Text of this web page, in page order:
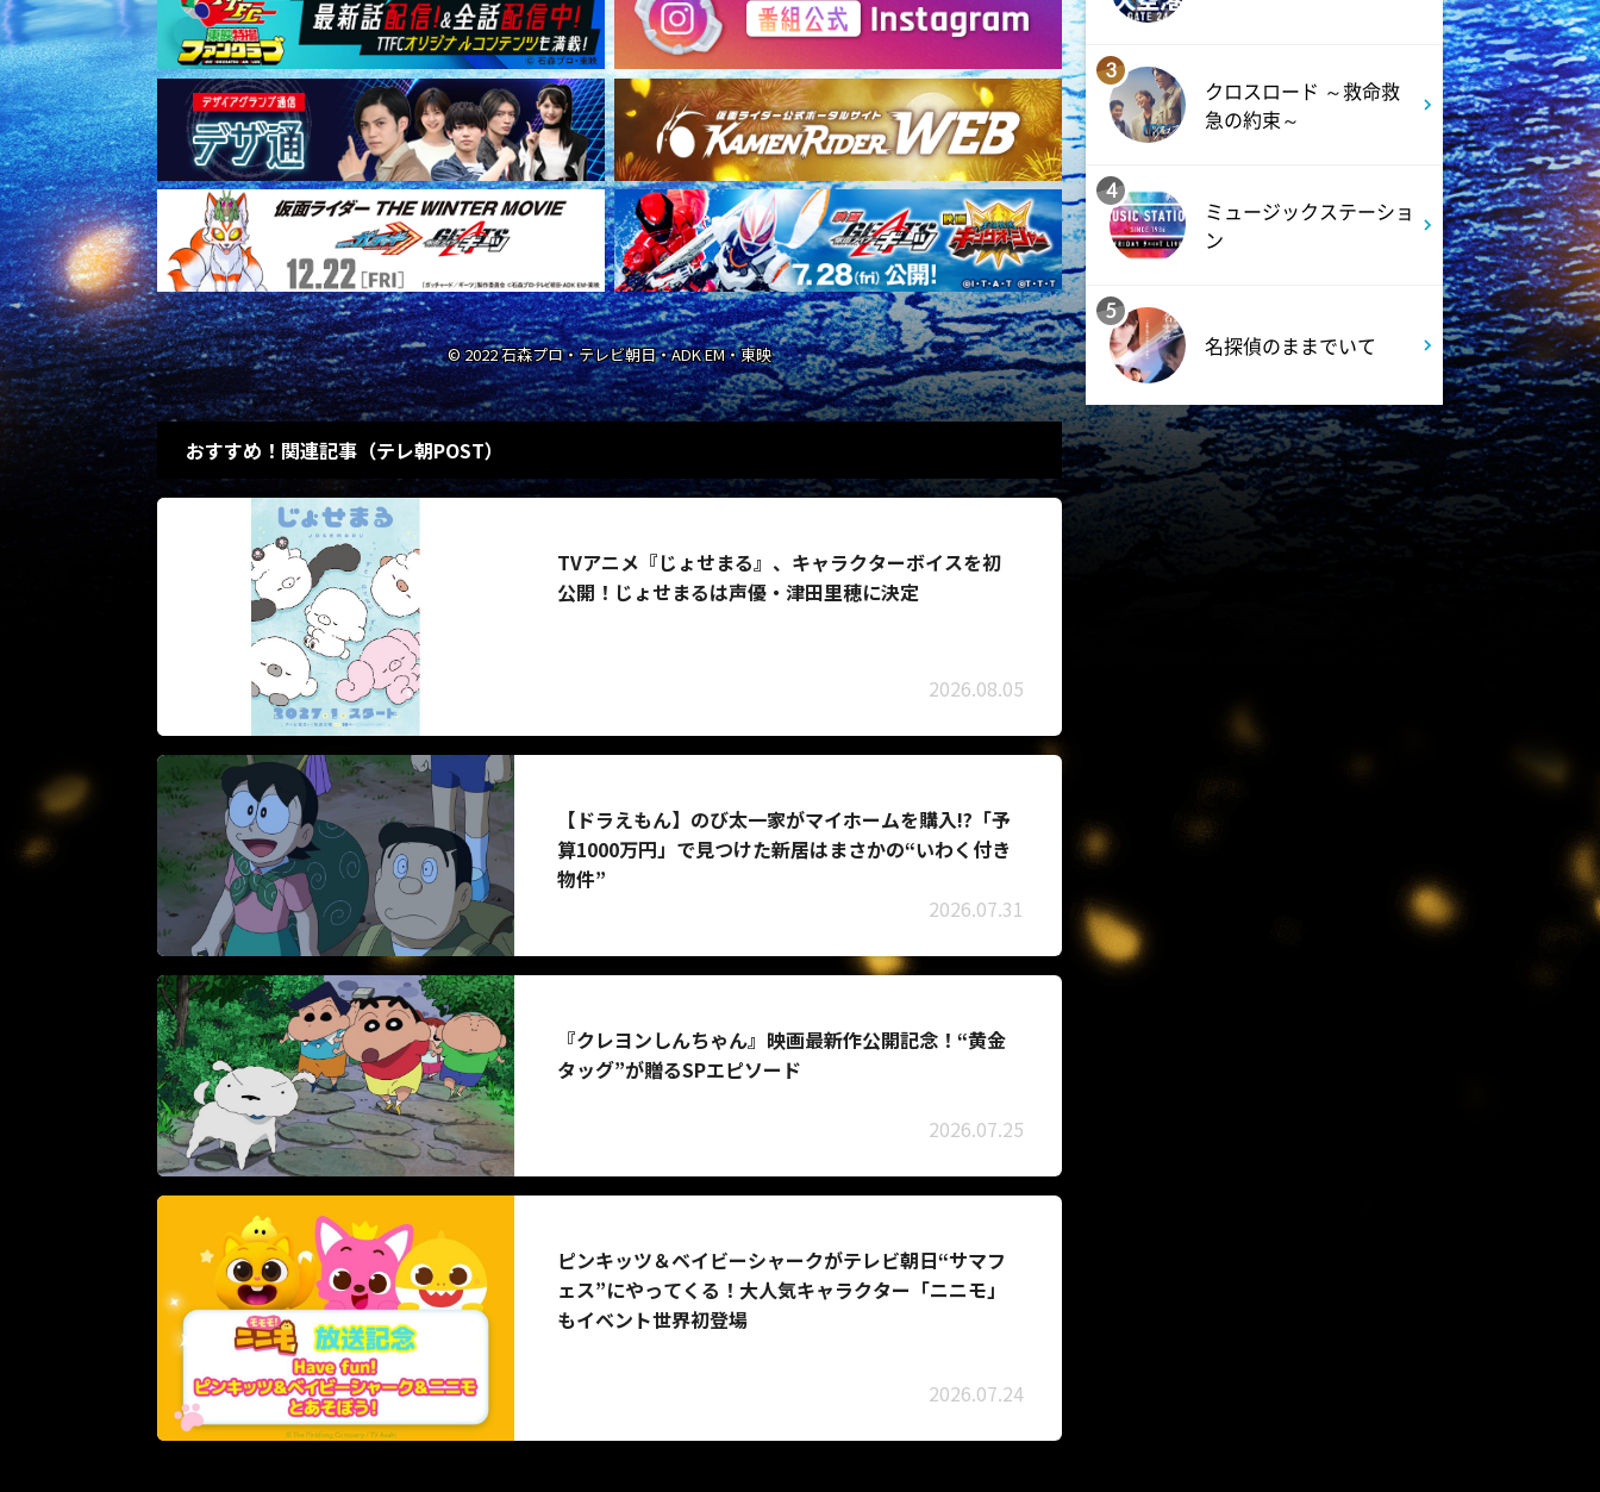
© 2022 石森プロ・テレビ朝日・ADK EM・東映
おすすめ！関連記事（テレ朝POST）
TVアニメ『じょせまる』、キャラクターボイスを初
公開！じょせまるは声優・津田里穂に決定
2026.08.05
【ドラえもん】のび太一家がマイホームを購入!?「予
算1000万円」で見つけた新居はまさかの“いわく付き
物件”
2026.07.31
『クレヨンしんちゃん』映画最新作公開記念！“黄金
タッグ”が贈るSPエピソード
2026.07.25
ピンキッツ＆ベイビーシャークがテレビ朝日“サマフ
ェス”にやってくる！大人気キャラクター「ニニモ」
もイベント世界初登場
2026.07.24
ドンデコルテ銀次と弱者たちの
鍋会 傑作選
バスケW杯まであと1年 あの
歓喜をもう一度
深夜
ショッピングなう
3
クロスロード ～救命救
急の約束～
4
ミュージックステーショ
ン
5
名探偵のままでいて